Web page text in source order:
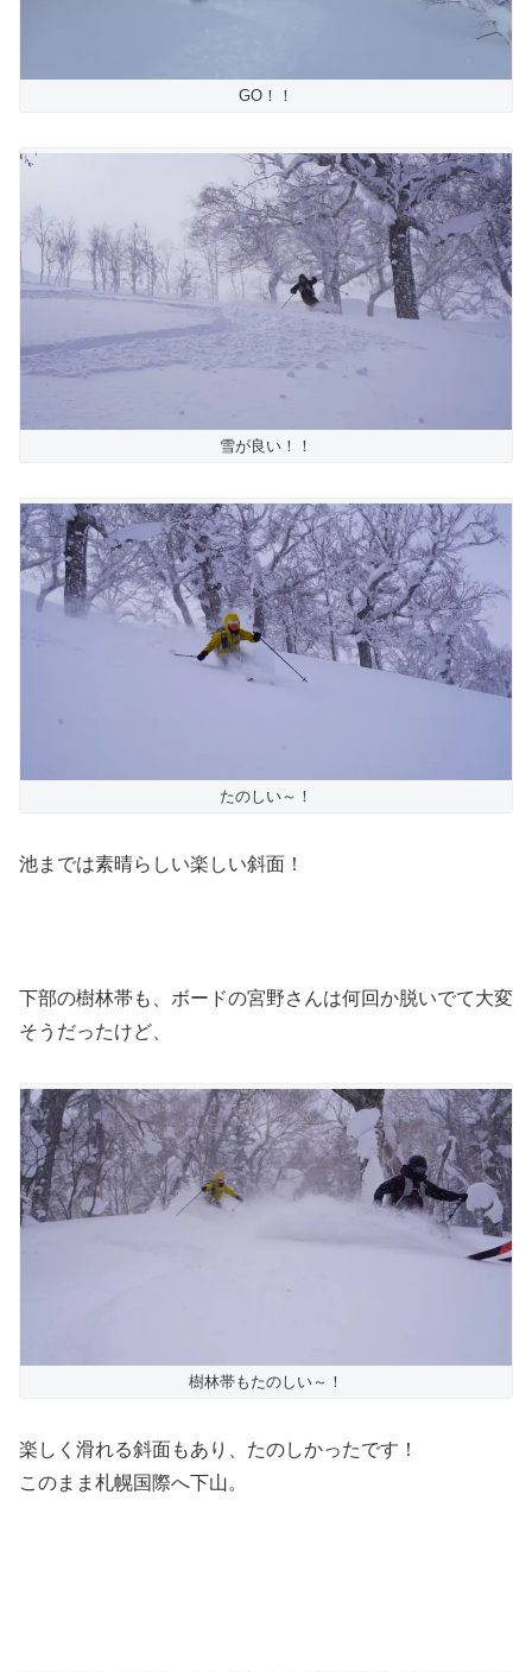
GO！！
雪が良い！！
たのしい～！
池までは素晴らしい楽しい斜面！
下部の樹林帯も、ボードの宮野さんは何回か脱いでて大変
そうだったけど、
樹林帯もたのしい～！
楽しく滑れる斜面もあり、たのしかったです！
このまま札幌国際へ下山。